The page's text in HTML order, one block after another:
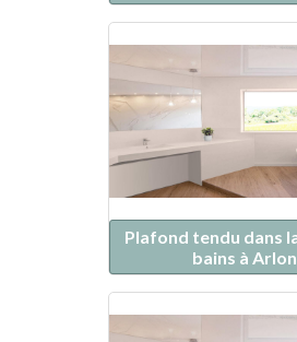
Plafond tendu dans
bains à Arlon